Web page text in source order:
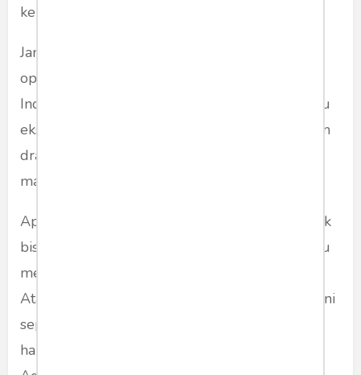
keniscayaan, tak terbendung.
Jangan pula lupa, dengan penduduk 270 juta,
oplah tertinggi yang pernah dicapai koran di
Indonesia, hanya oleh Kompas dengan 600 ribu
eksemplar. Itu pun dulu. Sekarang sudah turun
drastis dengan adanya android di tangan
masyarakat Indonesia.
Apalagi ketika Dewan Pers senyatanya, juga tak
bisa membasmi adanya wartawan amplop, atau
media yang jadi ‘buzzer’ bagi lawan politiknya.
Atau, jangan-jangan, hanya karena menulis opini
seperti ini, terus saya disebut ‘BuzzerRp’? Atau
hanya akan dipuji kalau saya mengritik Jokowi?